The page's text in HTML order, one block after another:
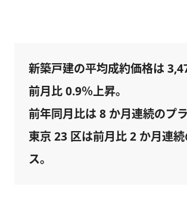
新築戸建の平均成約価格は
前月比 0.9％上昇。
前年同月比は 8 か月連続のプラ
東京 23 区は前月比 2 か月連続
ス。